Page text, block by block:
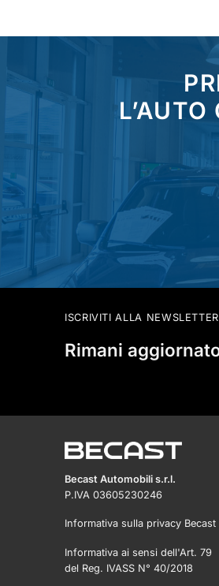
ISCRIVITI ALLA
Rimani
Becast Automobili s.r.l.
P.IVA 03605230246
Informativa sulla privacy Becast
Informativa ai sensi dell'Art. 79
del Reg. IVASS N° 40/2018